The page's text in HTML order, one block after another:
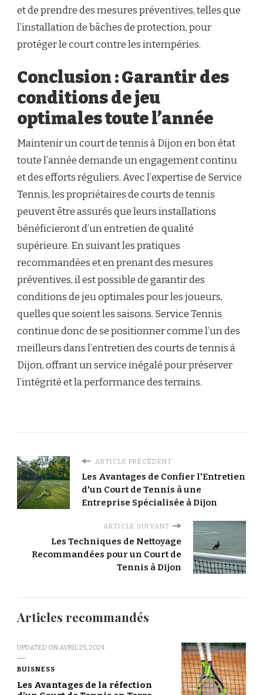
et de prendre des mesures préventives, telles que
l’installation de bâches de protection, pour
protéger le court contre les intempéries.
Conclusion : Garantir des
conditions de jeu
optimales toute l’année
Maintenir un court de tennis à Dijon en bon état
toute l’année demande un engagement continu
et des efforts réguliers. Avec l’expertise de Service
Tennis, les propriétaires de courts de tennis
peuvent être assurés que leurs installations
bénéficieront d’un entretien de qualité
supérieure. En suivant les pratiques
recommandées et en prenant des mesures
préventives, il est possible de garantir des
conditions de jeu optimales pour les joueurs,
quelles que soient les saisons. Service Tennis
continue donc de se positionner comme l’un des
meilleurs dans l’entretien des courts de tennis à
Dijon, offrant un service inégalé pour préserver
l’intégrité et la performance des terrains.
ARTICLE PRÉCÉDENT
Les Avantages de Confier l'Entretien
d'un Court de Tennis à une
Entreprise Spécialisée à Dijon
ARTICLE SUIVANT
Les Techniques de Nettoyage
Recommandées pour un Court de
Tennis à Dijon
Articles recommandés
UPDATED ON AVRIL 25, 2024
BUISNESS
Les Avantages de la réfection